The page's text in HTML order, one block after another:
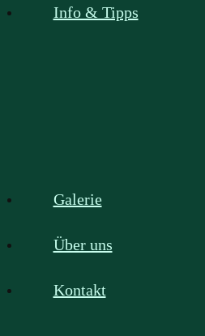
Info & Tipps
Galerie
Über uns
Kontakt